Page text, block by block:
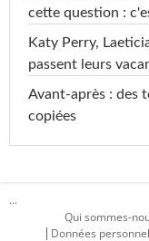
cette question :
Katy Perry,
passent leurs
Avant-après : des
copiées
...
Qui sommes-
Données